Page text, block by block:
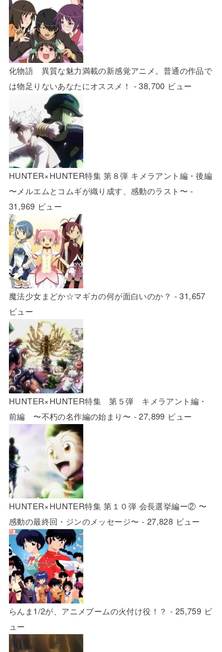
化物語 異質な魅力満載の新感覚アニメ。普通の作品で
は物足りないあなたにオススメ！ - 38,700 ビュー
HUNTER×HUNTER特集 第８弾 キメラアント編・後編
〜メルエムとコムギが織り成す、感動のラスト〜 -
31,969 ビュー
魔法少女まどか☆マギカの何が面白いのか？ - 31,657
ビュー
HUNTER×HUNTER特集 第５弾 キメラアント編・
前編 〜不朽の名作編の始まり〜 - 27,899 ビュー
HUNTER×HUNTER特集 第１０弾 会長選挙編ー② 〜
感動の最終回・ジンのメッセージ〜 - 27,828 ビュー
らんま1/2が、アニメブームの火付け役！？ - 25,759 ビ
ュー